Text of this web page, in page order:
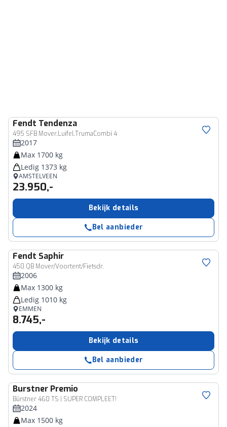
Fendt Tendenza
495 SFB Mover,Luifel,TrumaCombi 4
2017
Max 1700 kg
Ledig 1373 kg
AMSTELVEEN
23.950,-
Bekijk details
Bel aanbieder
Fendt Saphir
450 QB Mover/Voortent/Fietsdr.
2006
Max 1300 kg
Ledig 1010 kg
EMMEN
8.745,-
Bekijk details
Bel aanbieder
Burstner Premio
Bürstner 460 TS | SUPER COMPLEET!
2024
Max 1500 kg